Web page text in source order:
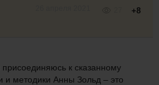
+8
к сказанному
методики Анны Зольд – это